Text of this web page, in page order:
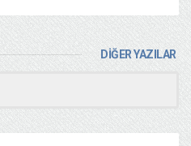
DİĞER YAZILAR